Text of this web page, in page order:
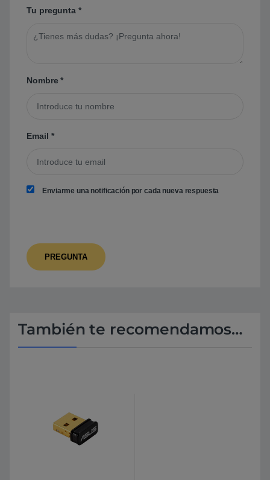
Tu pregunta *
Nombre*
Email *
Enviarme una notificación por cada nueva respuesta
También te recomendamos…